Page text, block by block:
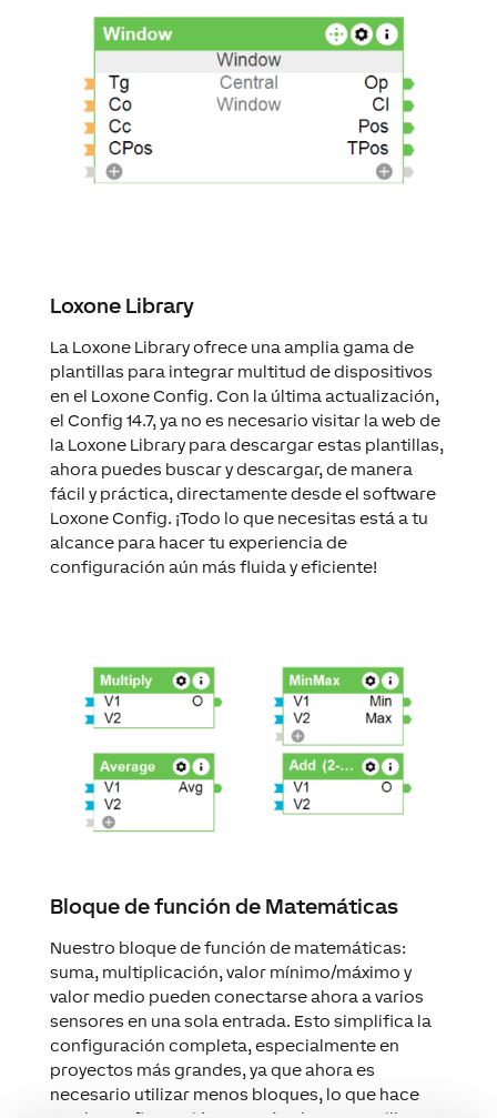
Loxone Library
La Loxone Library ofrece una amplia gama de
plantillas para integrar multitud de dispositivos
en el Loxone Config. Con la última actualización,
el Config 14.7, ya no es necesario visitar la web de
la Loxone Library para descargar estas plantillas,
ahora puedes buscar y descargar, de manera
fácil y práctica, directamente desde el software
Loxone Config. ¡Todo lo que necesitas está a tu
alcance para hacer tu experiencia de
configuración aún más fluida y eficiente!
Bloque de función de Matemáticas
Nuestro bloque de función de matemáticas:
suma, multiplicación, valor mínimo/máximo y
valor medio pueden conectarse ahora a varios
sensores en una sola entrada. Esto simplifica la
configuración completa, especialmente en
proyectos más grandes, ya que ahora es
necesario utilizar menos bloques, lo que hace